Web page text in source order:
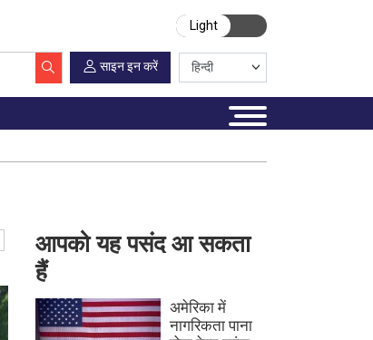
Light
साइन इन करें
आपको यह पसंद आ सकता
हैं
अमेरिका में
नागरिकता पाना